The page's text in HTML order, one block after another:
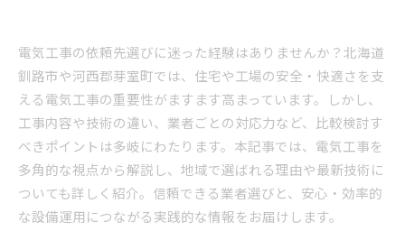
電気工事の依頼先選びに迷った経験はありませんか？北海道
釧路市や河西郡芽室町では、住宅や工場の安全・快適さを支
える電気工事の重要性がますます高まっています。しかし、
工事内容や技術の違い、業者ごとの対応力など、比較検討す
べきポイントは多岐にわたります。本記事では、電気工事を
多角的な視点から解説し、地域で選ばれる理由や最新技術に
ついても詳しく紹介。信頼できる業者選びと、安心・効率的
な設備運用につながる実践的な情報をお届けします。